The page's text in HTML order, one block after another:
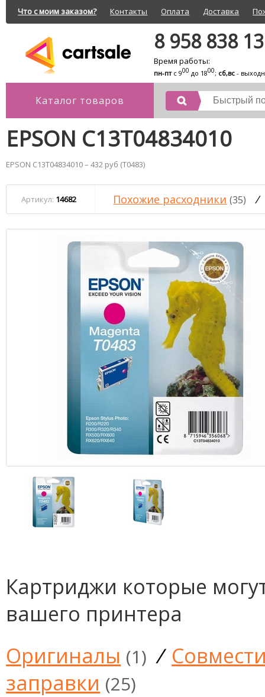
Что с моим заказом? Контакты Оплата Доставка
8 958 838
Время работы:
пн-птс 900 до 1800; сб,вс -
Каталог товаров
EPSON C13T04834010
EPSON C13T04834010 – 432 руб (T0483)
Артикул: 14682 Похожие расходники (35) /
Картриджи которые
вашего принтера
Оригиналы (1) /
заправки (25)